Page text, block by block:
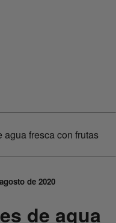
fresca con frutas
de 2020
de agua